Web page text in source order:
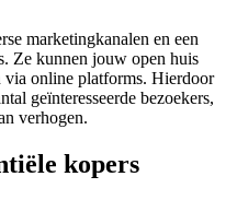
marketingkanalen en een
Ze kunnen jouw open huis
via online platforms. Hierdoor
geïnteresseerde bezoekers,
verhogen.
kopers